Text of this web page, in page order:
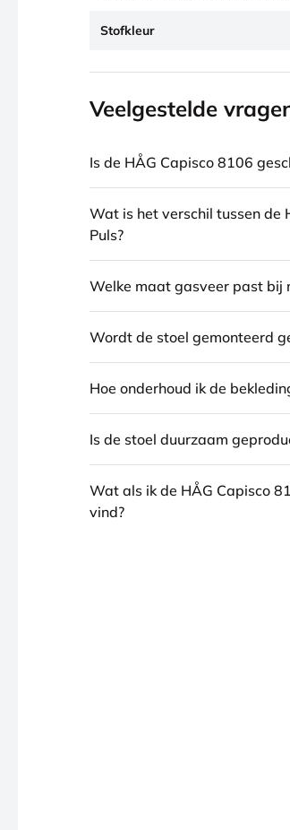
Stofkleur
Veelgestelde
Is de HÅG Capisco 8106
Wat is het verschil tussen de
Puls?
Welke maat gasveer past bij
Wordt de stoel gemonteerd
Hoe onderhoud ik de
Is de stoel duurzaam
Wat als ik de HÅG Capisco
vind?